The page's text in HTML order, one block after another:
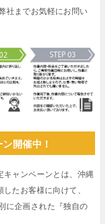
社までお気軽にお問い
開催中！
ャンペーンとは、沖縄
たお客様に向けて、
に企画された『独自の